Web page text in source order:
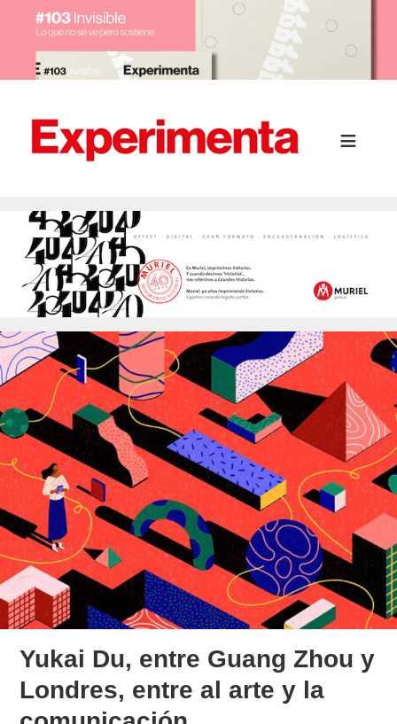
Yukai Du, entre Guang Zhou y
Londres, entre al arte y la